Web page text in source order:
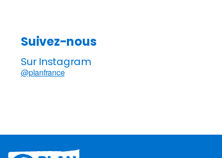
Suivez-nous
Sur Instagram
@planfrance